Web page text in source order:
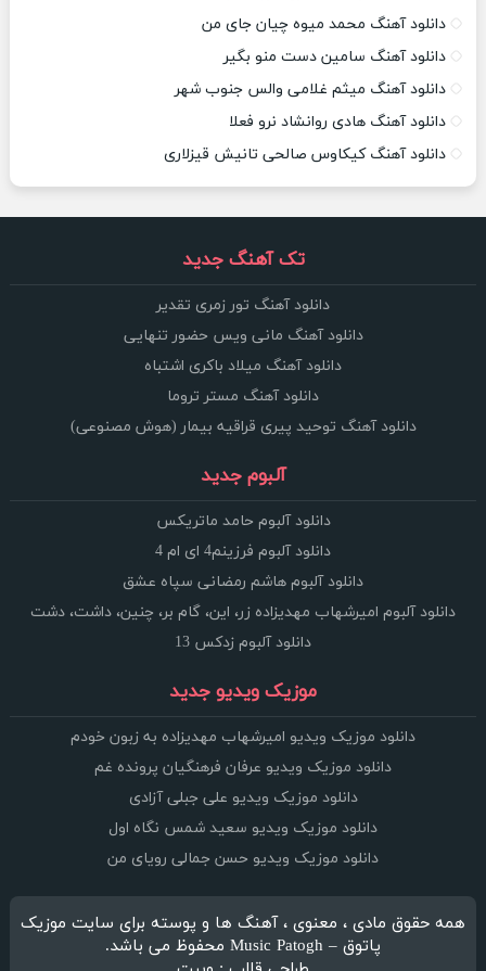
دانلود آهنگ محمد میوه چیان جای من
دانلود آهنگ سامین دست منو بگیر
دانلود آهنگ میثم غلامی والس جنوب شهر
دانلود آهنگ هادی روانشاد نرو فعلا
دانلود آهنگ کیکاوس صالحی تانیش قیزلاری
تک آهنگ جدید
دانلود آهنگ تور زمری تقدیر
دانلود آهنگ مانی ویس حضور تنهایی
دانلود آهنگ میلاد باکری اشتباه
دانلود آهنگ مستر تروما
دانلود آهنگ توحید پیری قراقیه بیمار (هوش مصنوعی)
آلبوم جدید
دانلود آلبوم حامد ماتریکس
دانلود آلبوم فرزینم4 ای ام 4
دانلود آلبوم هاشم رمضانی سپاه عشق
دانلود آلبوم امیرشهاب مهدیزاده زر، این، گام بر، چنین، داشت، دشت
دانلود آلبوم زدکس 13
موزیک ویدیو جدید
دانلود موزیک ویدیو امیرشهاب مهدیزاده به زبون خودم
دانلود موزیک ویدیو عرفان فرهنگیان پرونده غم
دانلود موزیک ویدیو علی جبلی آزادی
دانلود موزیک ویدیو سعید شمس نگاه اول
دانلود موزیک ویدیو حسن جمالی رویای من
همه حقوق مادی ، معنوی ، آهنگ ها و پوسته برای سایت موزیک
پاتوق – Music Patogh محفوظ می باشد.